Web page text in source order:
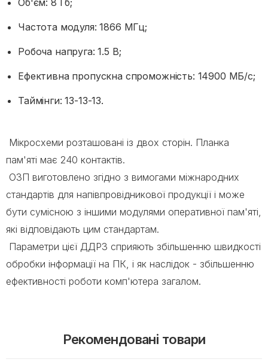
Частота модуля: 1866 МГц;
Робоча напруга: 1.5 В;
Ефективна пропускна спроможність: 14900 МБ/с;
Таймінги: 13-13-13.
Мікросхеми розташовані із двох сторін. Планка
пам'яті має 240 контактів.
ОЗП виготовлено згідно з вимогами міжнародних
стандартів для напівпровідникової продукції і може
бути сумісною з іншими модулями оперативної пам'яті,
які відповідають цим стандартам.
Параметри цієї ДДР3 сприяють збільшенню швидкості
обробки інформації на ПК, і як наслідок - збільшенню
ефективності роботи комп'ютера загалом.
Рекомендовані товари